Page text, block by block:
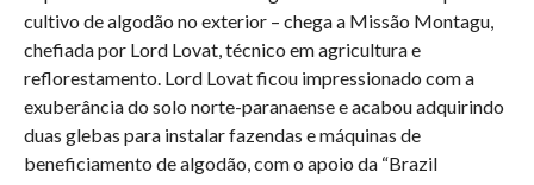
cultivo de algodão no exterior – chega a Missão Montagu,
chefiada por Lord Lovat, técnico em agricultura e
reflorestamento. Lord Lovat ficou impressionado com a
exuberância do solo norte-paranaense e acabou adquirindo
duas glebas para instalar fazendas e máquinas de
beneficiamento de algodão, com o apoio da “Brazil